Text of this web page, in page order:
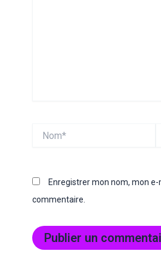
Enregistrer mon nom, mon
commentaire.